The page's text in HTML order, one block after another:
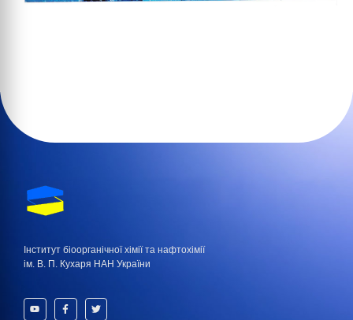
Інститут біоорганічної хімії та нафтохімії
ім. В. П. Кухаря НАН України